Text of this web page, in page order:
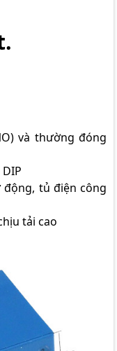
và thường đóng
tủ điện công
tải cao